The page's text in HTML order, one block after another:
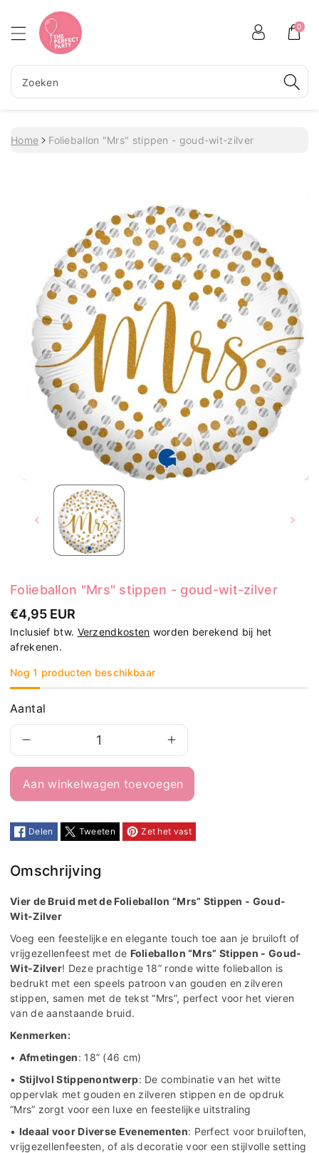
Meteen naar de content
Zoeken
0
Home Folieballon "Mrs" stippen - goud-wit-zilver
Ga direct naar productinformatie
Folieballon "Mrs" stippen - goud-wit-zilver
€4,95 EUR
Inclusief btw. Verzendkosten worden berekend bij het
afrekenen.
Nog 1 producten beschikbaar
Aantal
verlagen
voor
&quot;Mrs&quot;
stippen
wit-
zilver
Aantal
verhogen
voor
&quot;Mrs&quot;
stippen
wit-
Aan winkelwagen toevoegen
Delen Tweeten Zet het vast
Omschrijving
Vier de Bruid met de Folieballon “Mrs” Stippen - Goud-
Wit-Zilver
Voeg een feestelijke en elegante touch toe aan je bruiloft of
vrijgezellenfeest met de Folieballon “Mrs” Stippen - Goud-
Wit-Zilver! Deze prachtige 18” ronde witte folieballon is
bedrukt met een speels patroon van gouden en zilveren
stippen, samen met de tekst “Mrs”, perfect voor het vieren
van de aanstaande bruid.
Kenmerken:
• Afmetingen: 18” (46 cm)
• Stijlvol Stippenontwerp: De combinatie van het witte
oppervlak met gouden en zilveren stippen en de opdruk
“Mrs” zorgt voor een luxe en feestelijke uitstraling
• Ideaal voor Diverse Evenementen: Perfect voor bruiloften,
vrijgezellenfeesten, of als decoratie voor een stijlvolle setting